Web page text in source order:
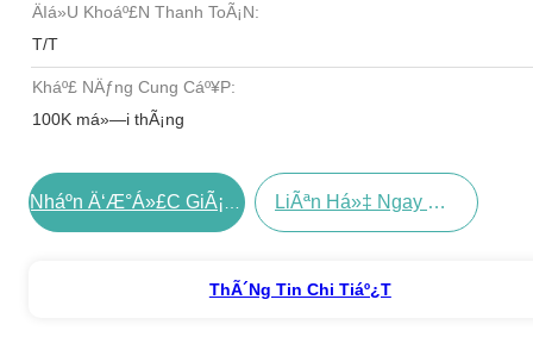
Äiá»u Khoáº£n Thanh ToÃ¡n:
T/T
Kháº£ NÄƒng Cung Cáº¥p:
100K má»—i thÃ¡ng
LiÃªn Há»‡ Ngay BÃ¢y Giá»
ThÃ´ng Tin Chi Tiáº¿t